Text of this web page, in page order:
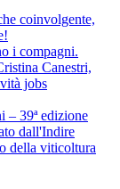
coinvolgente,
i compagni.
Canestri,
jobs
– 39ª edizione
dall'Indire
della viticoltura